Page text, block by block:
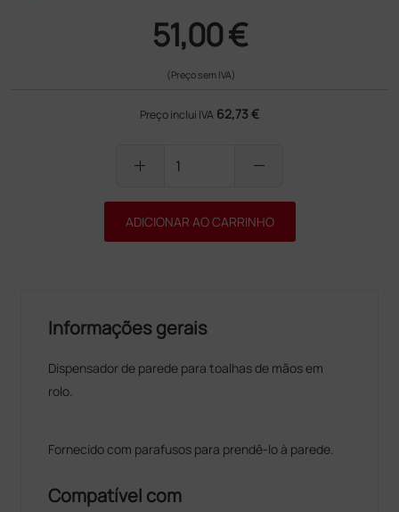
51,00 €
(Preço sem IVA)
Preço inclui IVA 62,73 €
add remove
ADICIONAR AO CARRINHO
Informações gerais
Dispensador de parede para toalhas de mãos em
rolo.
Fornecido com parafusos para prendê-lo à parede.
Compatível com